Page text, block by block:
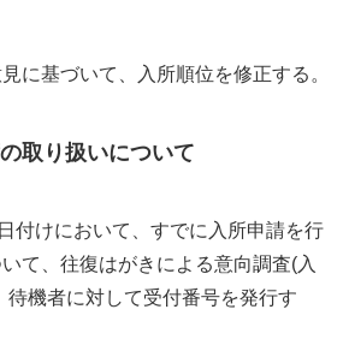
に基づいて、入所順位を修正する。
取り扱いについて
付けにおいて、すでに入所申請を行
て、往復はがきによる意向調査(入
待機者に対して受付番号を発行す